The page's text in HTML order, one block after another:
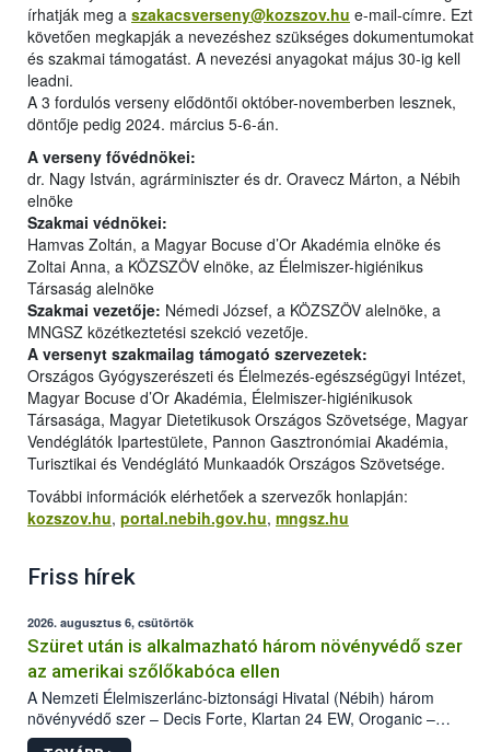
írhatják meg a szakacsverseny@kozszov.hu e-mail-címre. Ezt
követően megkapják a nevezéshez szükséges dokumentumokat
és szakmai támogatást. A nevezési anyagokat május 30-ig kell
leadni.
A 3 fordulós verseny elődöntői október-novemberben lesznek,
döntője pedig 2024. március 5-6-án.
A verseny fővédnökei:
dr. Nagy István, agrárminiszter és dr. Oravecz Márton, a Nébih
elnöke
Szakmai védnökei:
Hamvas Zoltán, a Magyar Bocuse d’Or Akadémia elnöke és
Zoltai Anna, a KÖZSZÖV elnöke, az Élelmiszer-higiénikus
Társaság alelnöke
Szakmai vezetője: Némedi József, a KÖZSZÖV alelnöke, a
MNGSZ közétkeztetési szekció vezetője.
A versenyt szakmailag támogató szervezetek:
Országos Gyógyszerészeti és Élelmezés-egészségügyi Intézet,
Magyar Bocuse d’Or Akadémia, Élelmiszer-higiénikusok
Társasága, Magyar Dietetikusok Országos Szövetsége, Magyar
Vendéglátók Ipartestülete, Pannon Gasztronómiai Akadémia,
Turisztikai és Vendéglátó Munkaadók Országos Szövetsége.
További információk elérhetőek a szervezők honlapján:
kozszov.hu, portal.nebih.gov.hu, mngsz.hu
Friss hírek
2026. augusztus 6, csütörtök
Szüret után is alkalmazható három növényvédő szer
az amerikai szőlőkabóca ellen
A Nemzeti Élelmiszerlánc-biztonsági Hivatal (Nébih) három
növényvédő szer – Decis Forte, Klartan 24 EW, Oroganic –
engedélyokiratát módosította, így azok a szüretet követően,